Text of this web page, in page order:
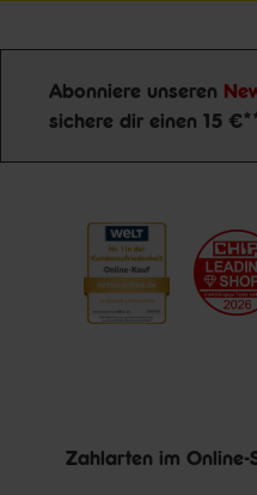
Abonniere unseren
sichere dir einen 15
Zahlarten im Online-